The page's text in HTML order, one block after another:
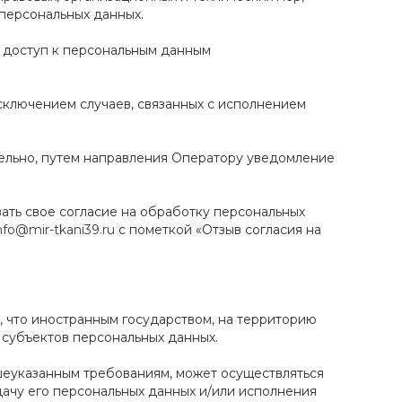
данных.
к персональным данным
случаев, связанных с исполнением
путем направления Оператору уведомление
свое согласие на обработку персональных
tkani39.ru с пометкой «Отзыв согласия на
иностранным государством, на территорию
персональных данных.
требованиям, может осуществляться
его персональных данных и/или исполнения